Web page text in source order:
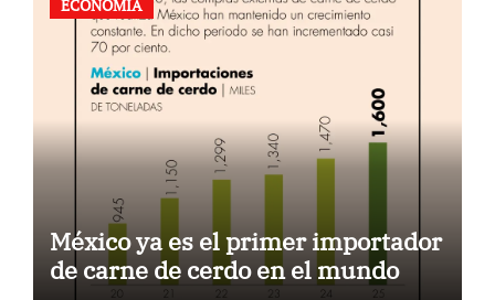
ECONOMÍA
México ya es el primer importador
de carne de cerdo en el mundo